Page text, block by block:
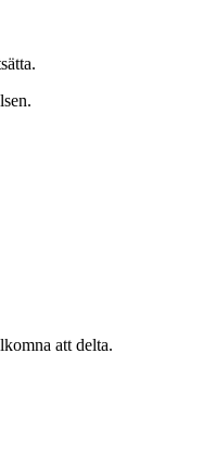
att delta.